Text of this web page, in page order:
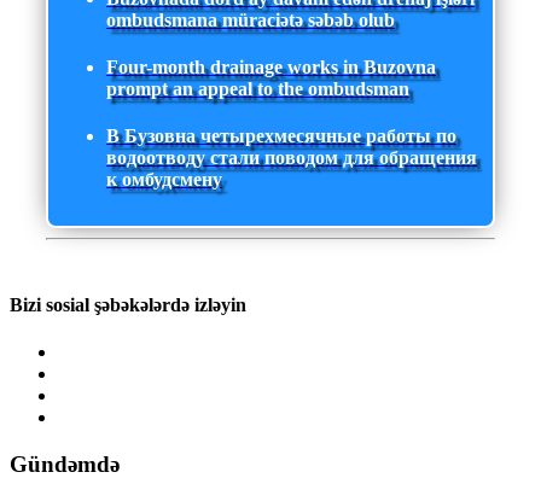
ombudsmana müraciətə səbəb olub
Four-month drainage works in Buzovna
prompt an appeal to the ombudsman
В Бузовна четырехмесячные работы по
водоотводу стали поводом для обращения
к омбудсмену
Bizi sosial şəbəkələrdə izləyin
Gündəmdə